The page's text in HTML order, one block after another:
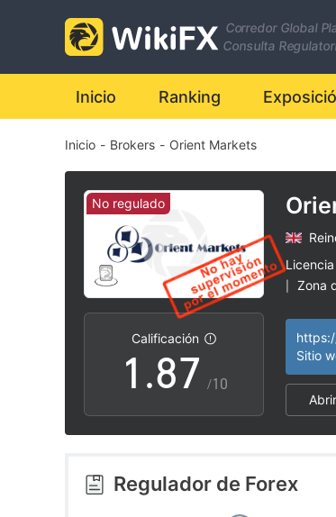
Corredor Global
Consulta
Inicio Ranking
Inicio - Brokers - Orient Markets
No regulado
Calificación
0
1
2
3
.
2
3
4
5
6
7
8
9
1
2
3
5
6
7
8
9
/10
Zona
Sitio
Regulador de Forex